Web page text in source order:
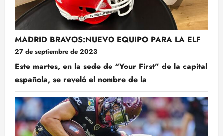
MADRID BRAVOS:NUEVO EQUIPO PARA LA ELF
27 de septiembre de 2023
Este martes, en la sede de “Your First” de la capital
española, se reveló el nombre de la